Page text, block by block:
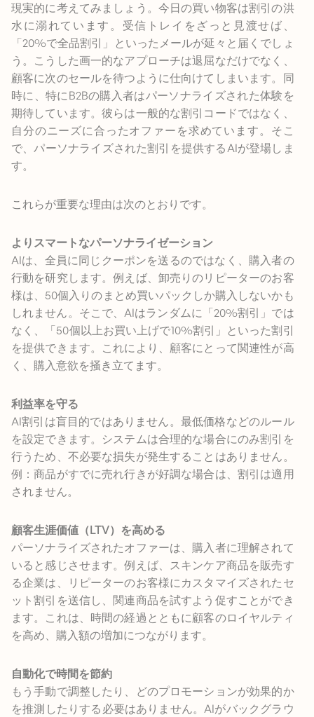
現実的に考えてみましょう。今日の買い物客は割引の洪
水に溺れています。受信トレイをざっと見渡せば、
「20%で全品割引」といったメールが延々と届くでしょ
う。こうした画一的なアプローチは退屈なだけでなく、
顧客に次のセールを待つように仕向けてしまいます。同
時に、特にB2Bの購入者はパーソナライズされた体験を
期待しています。彼らは一般的な割引コードではなく、
自分のニーズに合ったオファーを求めています。そこ
で、パーソナライズされた割引を提供するAIが登場しま
す。
これらが重要な理由は次のとおりです。
よりスマートなパーソナライゼーション
AIは、全員に同じクーポンを送るのではなく、購入者の
行動を研究します。例えば、卸売りのリピーターのお客
様は、50個入りのまとめ買いパックしか購入しないかも
しれません。そこで、AIはランダムに「20%割引」では
なく、「50個以上お買い上げで10%割引」といった割引
を提供できます。これにより、顧客にとって関連性が高
く、購入意欲を掻き立てます。
利益率を守る
AI割引は盲目的ではありません。最低価格などのルール
を設定できます。システムは合理的な場合にのみ割引を
行うため、不必要な損失が発生することはありません。
例：商品がすでに売れ行きが好調な場合は、割引は適用
されません。
顧客生涯価値（LTV）を高める
パーソナライズされたオファーは、購入者に理解されて
いると感じさせます。例えば、スキンケア商品を販売す
る企業は、リピーターのお客様にカスタマイズされたセ
ット割引を送信し、関連商品を試すよう促すことができ
ます。これは、時間の経過とともに顧客のロイヤルティ
を高め、購入額の増加につながります。
自動化で時間を節約
もう手動で調整したり、どのプロモーションが効果的か
を推測したりする必要はありません。AIがバックグラウ